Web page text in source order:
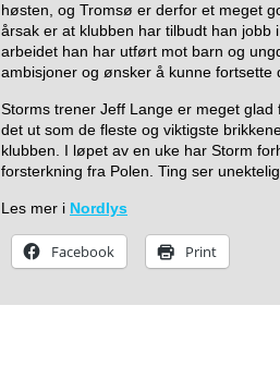
høsten, og Tromsø er derfor et meget
årsak er at klubben har tilbudt han jobb
arbeidet han har utført mot barn og
ambisjoner og ønsker å kunne fortsette
Storms trener Jeff Lange er meget
det ut som de fleste og viktigste
klubben. I løpet av en uke har Storm
forsterkning fra Polen. Ting ser
Les mer i Nordlys
Facebook Print